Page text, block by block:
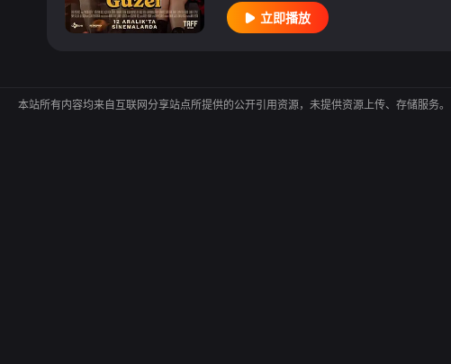
立即播放
本站所有内容均来自互联网分享站点所提供的公开引用资源，未提供资源上传、存储服务。